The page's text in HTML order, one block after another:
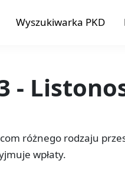
Wyszukiwarka PKD
-
różnego rodzaju
wpłaty.